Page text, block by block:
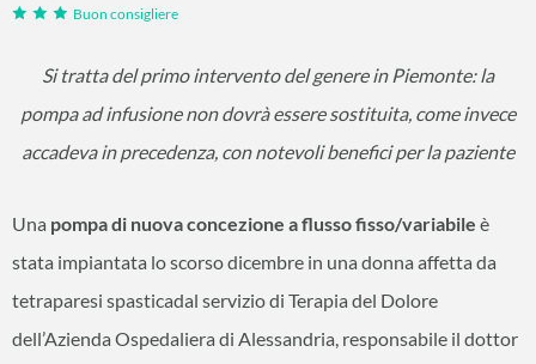
Buon consigliere
Si tratta del primo intervento del genere in Piemonte: la
pompa ad infusione non dovrà essere sostituita, come invece
accadeva in precedenza, con notevoli benefici per la paziente
Una pompa di nuova concezione a flusso fisso/variabile è
stata impiantata lo scorso dicembre in una donna affetta da
tetraparesi spasticadal servizio di Terapia del Dolore
dell’Azienda Ospedaliera di Alessandria, responsabile il dottor